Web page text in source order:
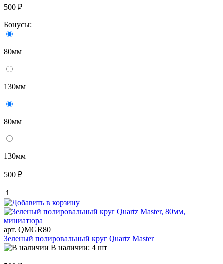
500 ₽
Бонусы:
80мм
130мм
80мм
130мм
500 ₽
арт. QMGR80
Зеленый полировальный круг Quartz Master
В наличии: 4 шт